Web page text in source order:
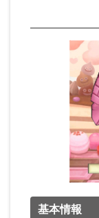
基本情報